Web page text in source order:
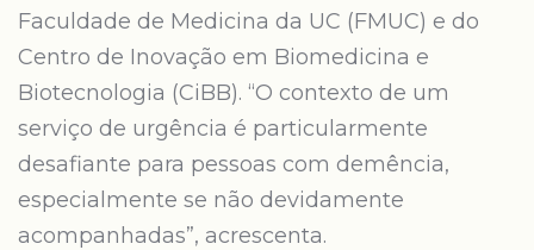
Faculdade de Medicina da UC (FMUC) e do
Centro de Inovação em Biomedicina e
Biotecnologia (CiBB). “O contexto de um
serviço de urgência é particularmente
desafiante para pessoas com demência,
especialmente se não devidamente
acompanhadas”, acrescenta.